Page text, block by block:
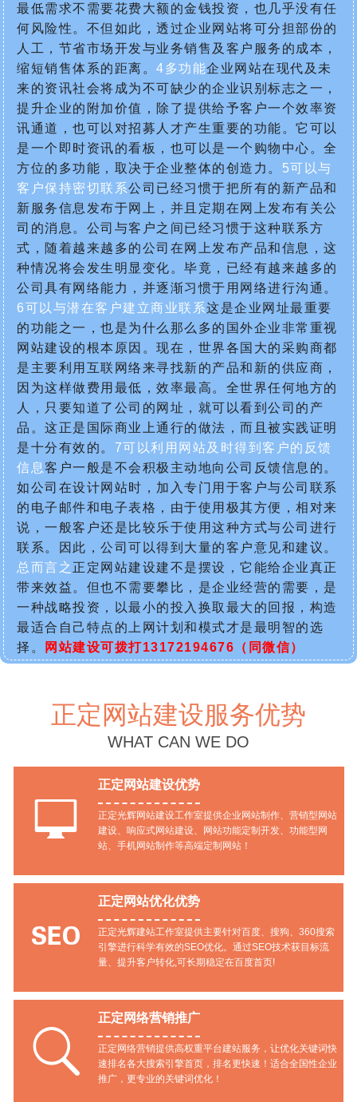
最低需求不需要花费大额的金钱投资，也几乎没有任
何风险性。不但如此，透过企业网站将可分担部份的
人工，节省市场开发与业务销售及客户服务的成本，
缩短销售体系的距离。 4多功能企业网站在现代及未
来的资讯社会将成为不可缺少的企业识别标志之一，
提升企业的附加价值，除了提供给予客户一个效率资
讯通道，也可以对招募人才产生重要的功能。它可以
是一个即时资讯的看板，也可以是一个购物中心。全
方位的多功能，取决于企业整体的创造力。 5可以与
客户保持密切联系公司已经习惯于把所有的新产品和
新服务信息发布于网上，并且定期在网上发布有关公
司的消息。公司与客户之间已经习惯于这种联系方
式，随着越来越多的公司在网上发布产品和信息，这
种情况将会发生明显变化。毕竟，已经有越来越多的
公司具有网络能力，并逐渐习惯于用网络进行沟通。
6可以与潜在客户建立商业联系这是企业网址最重要
的功能之一，也是为什么那么多的国外企业非常重视
网站建设的根本原因。现在，世界各国大的采购商都
是主要利用互联网络来寻找新的产品和新的供应商，
因为这样做费用最低，效率最高。全世界任何地方的
人，只要知道了公司的网址，就可以看到公司的产
品。这正是国际商业上通行的做法，而且被实践证明
是十分有效的。 7可以利用网站及时得到客户的反馈
信息客户一般是不会积极主动地向公司反馈信息的。
如公司在设计网站时，加入专门用于客户与公司联系
的电子邮件和电子表格，由于使用极其方便，相对来
说，一般客户还是比较乐于使用这种方式与公司进行
联系。因此，公司可以得到大量的客户意见和建议。
总而言之 正定网站建设建不是摆设，它能给企业真正
带来效益。但也不需要攀比，是企业经营的需要，是
一种战略投资，以最小的投入换取最大的回报，构造
最适合自己特点的上网计划和模式才是最明智的选
择。
网站建设可拨打13172194676（同微信）
正定网站建设服务优势
WHAT CAN WE DO

正定网站建设优势
正定光辉网站建设工作室提供企业网站制作、营销型网站
建设、响应式网站建设、网站功能定制开发、功能型网
站、手机网站制作等高端定制网站！

正定网站优化优势
正定光辉建站工作室提供主要针对百度、搜狗、360搜索
引擎进行科学有效的SEO优化。通过SEO技术获目标流
量、提升客户转化,可长期稳定在百度首页!

正定网络营销推广
正定网络营销提供高权重平台建站服务，让优化关键词快
速排名各大搜索引擎首页，排名更快速！适合全国性企业
推广，更专业的关键词优化！